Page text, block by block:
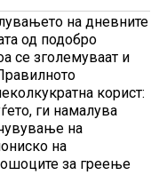
на дневните
од подобро
се зголемуваат и
корист:
ги намалува
на
на
за греење